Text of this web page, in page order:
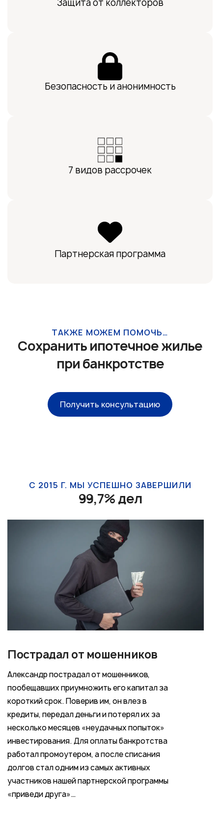
Защита от коллекторов
Безопасность и анонимность
7 видов рассрочек
Партнерская программа
ТАКЖЕ МОЖЕМ ПОМОЧЬ…
Сохранить ипотечное жилье
при банкротстве
Получить консультацию
С 2015 Г. МЫ УСПЕШНО ЗАВЕРШИЛИ
99,7% дел
Пострадал от мошенников
Александр пострадал от мошенников,
пообещавших приумножить его капитал за
короткий срок. Поверив им, он влез в
кредиты, передал деньги и потерял их за
несколько месяцев «неудачных попыток»
инвестирования. Для оплаты банкротства
работал промоутером, а после списания
долгов стал одним из самых активных
участников нашей партнерской программы
«приведи друга»…